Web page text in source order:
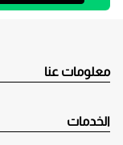
معلومات عنا
الخدمات